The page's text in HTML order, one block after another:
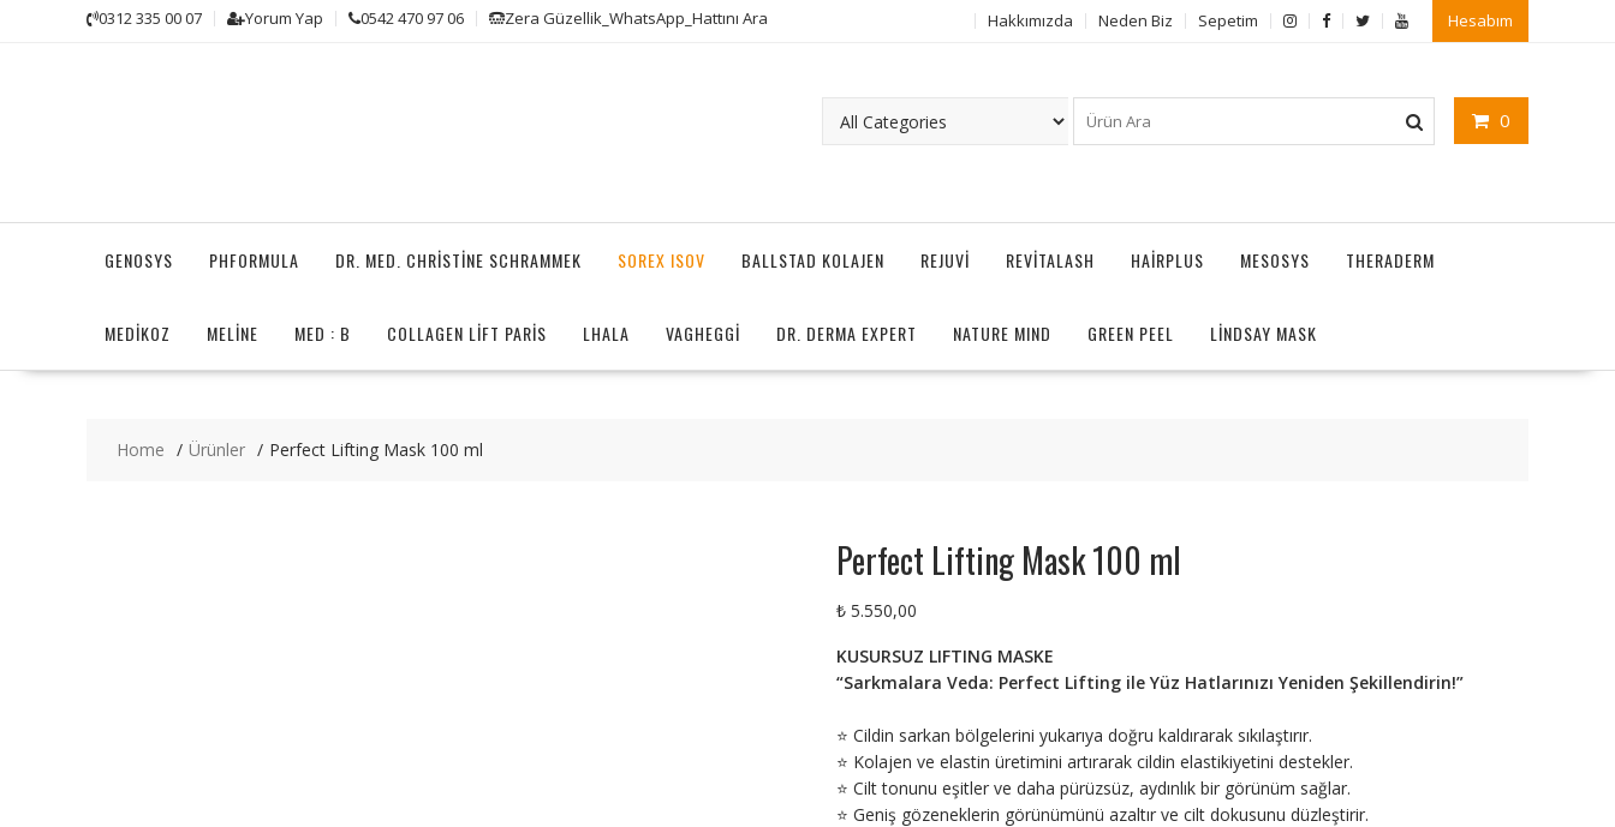
0312 335 00 07 Yorum Yap 0542 470 97 06 Zera Güzellik_WhatsApp_Hattını Ara Hakkımızda Neden Biz Sepetim Hesabım
0
GENOSYS PHFORMULA DR. MED. CHRISTINE SCHRAMMEK SOREX ISOV BALLSTAD KOLAJEN REJUVI REVITALASH HAIRPLUS MESOSYS THERADERM
MEDİKOZ MELINE MED : B COLLAGEN LIFT PARIS LHALA VAGHEGGI DR. DERMA EXPERT NATURE MIND GREEN PEEL LİNDSAY MASK
Home Ürünler Perfect Lifting Mask 100 ml
Perfect Lifting Mask 100 ml
₺ 5.550,00
KUSURSUZ LIFTING MASKE
“Sarkmalara Veda: Perfect Lifting ile Yüz Hatlarınızı Yeniden Şekillendirin!”
⭐ Cildin sarkan bölgelerini yukarıya doğru kaldırarak sıkılaştırır.
⭐ Kolajen ve elastin üretimini artırarak cildin elastikiyetini destekler.
⭐ Cilt tonunu eşitler ve daha pürüzsüz, aydınlık bir görünüm sağlar.
⭐ Geniş gözeneklerin görünümünü azaltır ve cilt dokusunu düzleştirir.